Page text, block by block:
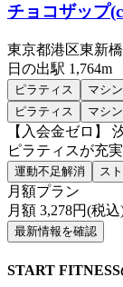
チョコザップ
東京都港区東新
日の出駅 1,764m
ピラティス
マシ
ピラティス
マシ
【入会金ゼロ】
ピラティスが充
運動不足解消 ス
月額プラン
月額 3,278円(税込
最新情報を確認
START